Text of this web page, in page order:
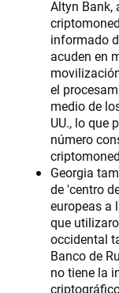
Altyn Bank,
informado
acuden en
el
medio de
UU., lo que
número
Georgia
de 'centro
europeas a
que
occidental
Banco de
no tiene la